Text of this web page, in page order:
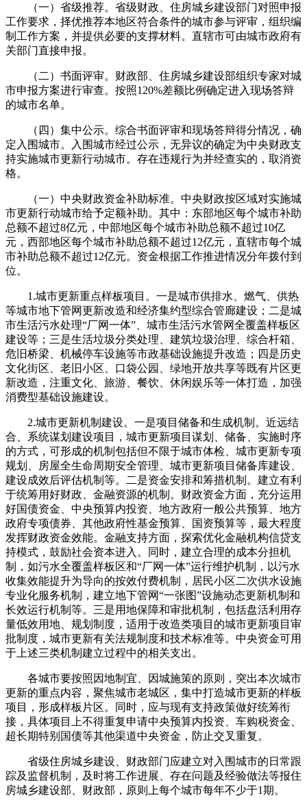
（一）省级推荐。省级财政、住房城乡建设部门对照申报
工作要求，择优推荐本地区符合条件的城市参与评审，组织编
制工作方案，并提供必要的支撑材料。直辖市可由城市政府有
关部门直接申报。
（二）书面评审。财政部、住房城乡建设部组织专家对城
市申报方案进行审查。按照120%差额比例确定进入现场答辩
的城市名单。
（四）集中公示。综合书面评审和现场答辩得分情况，确
定入围城市。入围城市经过公示，无异议的确定为中央财政支
持实施城市更新行动城市。存在违规行为并经查实的，取消资
格。
（一）中央财政资金补助标准。中央财政按区域对实施城
市更新行动城市给予定额补助。其中：东部地区每个城市补助
总额不超过8亿元，中部地区每个城市补助总额不超过10亿
元，西部地区每个城市补助总额不超过12亿元，直辖市每个城
市补助总额不超过12亿元。资金根据工作推进情况分年拨付到
位。
1.城市更新重点样板项目。一是城市供排水、燃气、供热
等城市地下管网更新改造和经济集约型综合管廊建设；二是城
市生活污水处理“厂网一体”、城市生活污水管网全覆盖样板区
建设等；三是生活垃圾分类处理、建筑垃圾治理、综合杆箱、
危旧桥梁、机械停车设施等市政基础设施提升改造；四是历史
文化街区、老旧小区、口袋公园、绿地开放共享等既有片区更
新改造，注重文化、旅游、餐饮、休闲娱乐等一体打造，加强
消费型基础设施建设。
2.城市更新机制建设。一是项目储备和生成机制。近远结
合、系统谋划建设项目，城市更新项目谋划、储备、实施时序
的方式，可形成的机制包括但不限于城市体检、城市更新专项
规划、房屋全生命周期安全管理、城市更新项目储备库建设、
建设成效后评估机制等。二是资金安排和筹措机制。建立有利
于统筹用好财政、金融资源的机制。财政资金方面，充分运用
好国债资金、中央预算内投资、地方政府一般公共预算、地方
政府专项债券、其他政府性基金预算、国资预算等，最大程度
发挥财政资金效能。金融支持方面，探索优化金融机构信贷支
持模式，鼓励社会资本进入。同时，建立合理的成本分担机
制，如污水全覆盖样板区和“厂网一体”运行维护机制，以污水
收集效能提升为导向的按效付费机制，居民小区二次供水设施
专业化服务机制，建立地下管网“一张图”设施动态更新机制和
长效运行机制等。三是用地保障和审批机制，包括盘活利用存
量低效用地、规划制度，适用于改造类项目的城市更新项目审
批制度，城市更新有关法规制度和技术标准等。中央资金可用
于上述三类机制建立过程中的相关支出。
各城市要按照因地制宜、因城施策的原则，突出本次城市
更新的重点内容，聚焦城市老城区，集中打造城市更新的样板
项目，形成样板片区。同时，应与现有支持政策做好统筹衔
接，具体项目上不得重复申请中央预算内投资、车购税资金、
超长期特别国债等其他渠道中央资金，防止交叉重复。
省级住房城乡建设、财政部门应建立对入围城市的日常跟
踪及监督机制，及时将工作进展、存在问题及经验做法等报住
房城乡建设部、财政部，原则上每个城市每年不少于1期。